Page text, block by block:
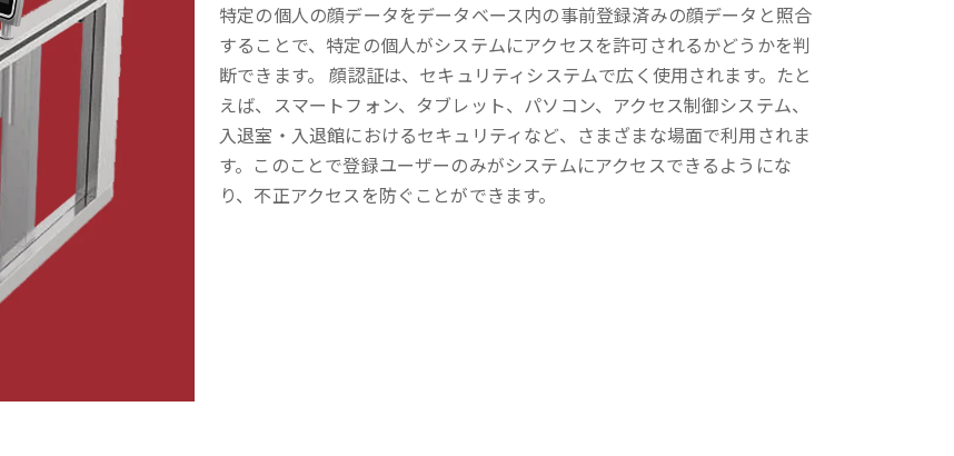
特定の個人の顔データをデータベース内の事前登録済みの顔データと照合
することで、特定の個人がシステムにアクセスを許可されるかどうかを判
断できます。 顔認証は、セキュリティシステムで広く使用されます。たと
えば、スマートフォン、タブレット、パソコン、アクセス制御システム、
入退室・入退館におけるセキュリティなど、さまざまな場面で利用されま
す。このことで登録ユーザーのみがシステムにアクセスできるようにな
り、不正アクセスを防ぐことができます。